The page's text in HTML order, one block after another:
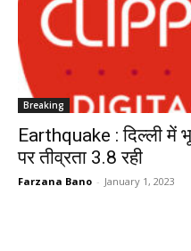
Breaking
Earthquake : दिल्ली
पर तीव्रता 3.8 रही
Farzana Bano - January 1, 2023